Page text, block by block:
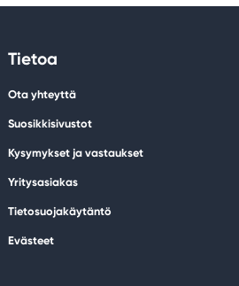
Tietoa
Ota yhteyttä
Suosikkisivustot
Kysymykset ja vastaukset
Yritysasiakas
Tietosuojakäytäntö
Evästeet